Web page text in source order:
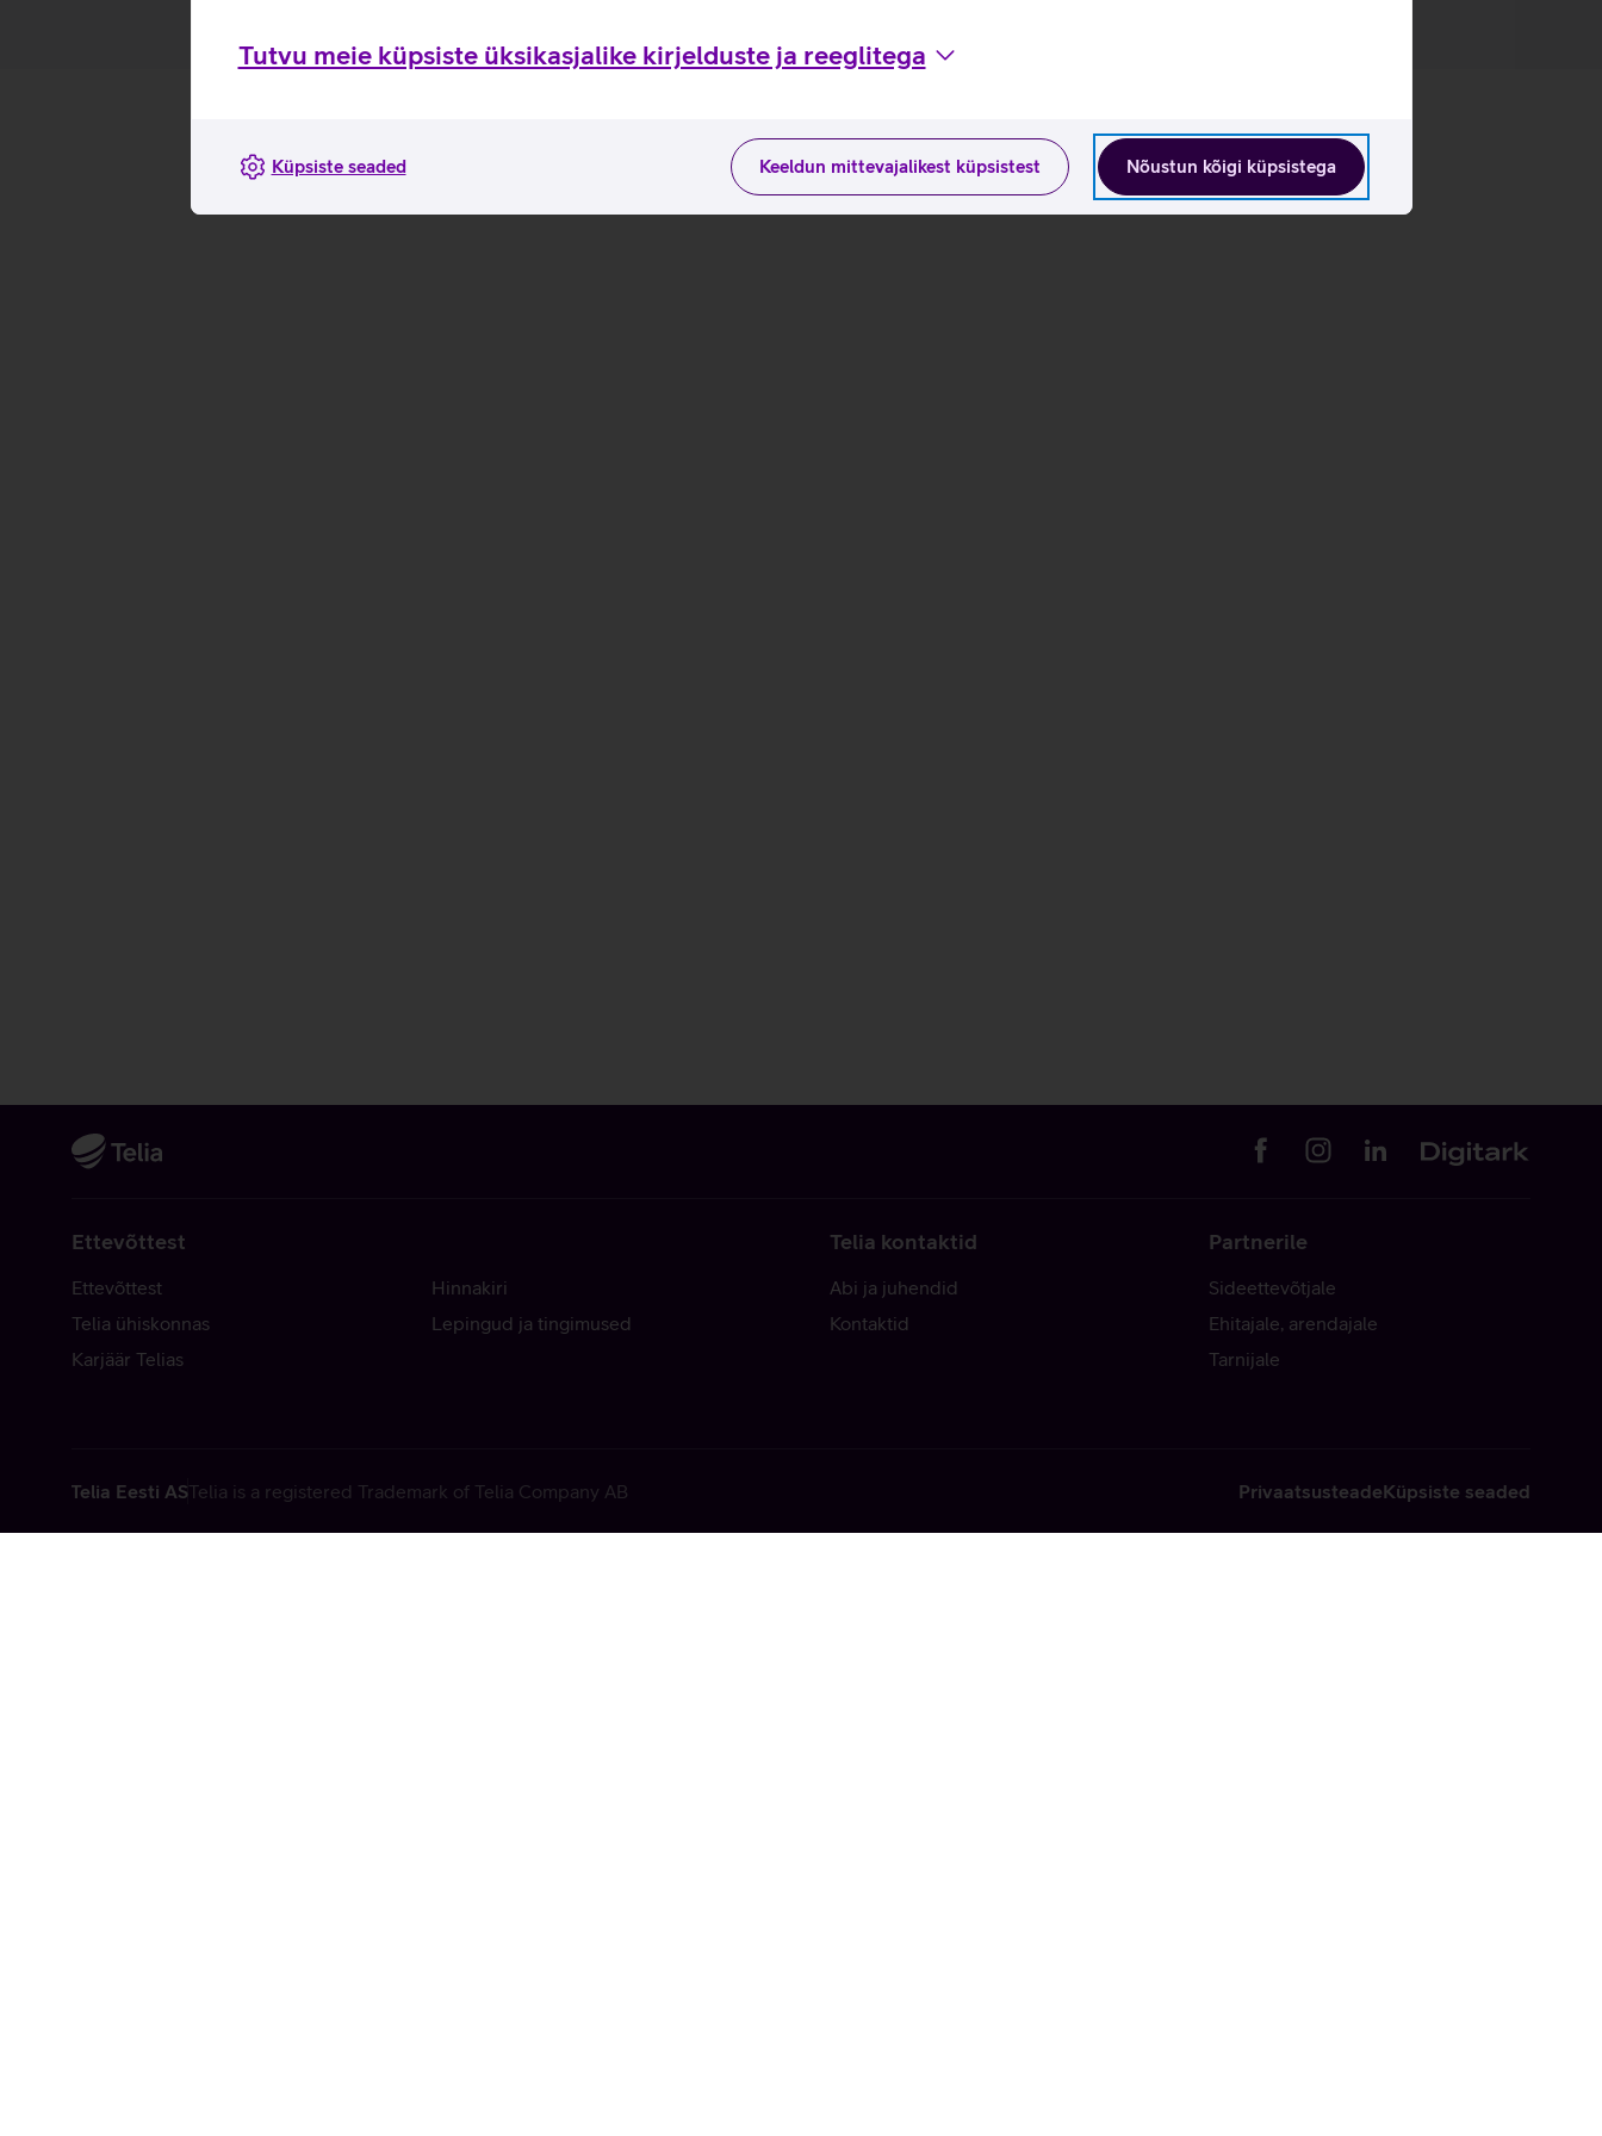
Tutvu meie küpsiste üksikasjalike kirjelduste ja reeglitega
Nõustun kõigi küpsistega
Keeldun mittevajalikest küpsistest
Küpsiste seaded
Ettevõttest
Ettevõttest
Telia ühiskonnas
Karjäär Telias
Hinnakiri
Lepingud ja tingimused
Telia kontaktid
Abi ja juhendid
Kontaktid
Partnerile
Sideettevõtjale
Ehitajale, arendajale
Tarnijale
Telia Eesti ASTelia is a registered Trademark of Telia Company AB PrivaatsusteadeKüpsiste seaded